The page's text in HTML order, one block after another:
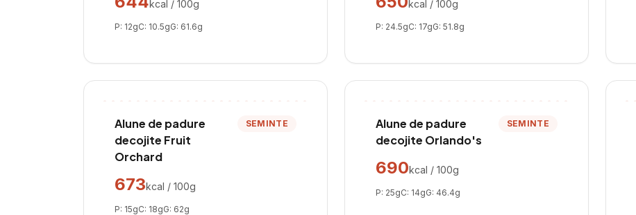
kcal / 100g
P: 12gC: 10.5gG: 61.6g
kcal / 100g
P: 24.5gC: 17gG: 51.8g
Alune de padure
decojite Fruit
Orchard
SEMINTE
673kcal / 100g
P: 15gC: 18gG: 62g
Alune de padure
decojite Orlando's
SEMINTE
690kcal / 100g
P: 25gC: 14gG: 46.4g